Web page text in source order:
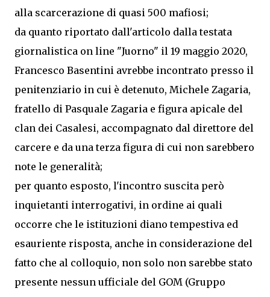
alla scarcerazione di quasi 500 mafiosi;
da quanto riportato dall'articolo dalla testata
giornalistica on line "Juorno" il 19 maggio 2020,
Francesco Basentini avrebbe incontrato presso il
penitenziario in cui è detenuto, Michele Zagaria,
fratello di Pasquale Zagaria e figura apicale del
clan dei Casalesi, accompagnato dal direttore del
carcere e da una terza figura di cui non sarebbero
note le generalità;
per quanto esposto, l'incontro suscita però
inquietanti interrogativi, in ordine ai quali
occorre che le istituzioni diano tempestiva ed
esauriente risposta, anche in considerazione del
fatto che al colloquio, non solo non sarebbe stato
presente nessun ufficiale del GOM (Gruppo